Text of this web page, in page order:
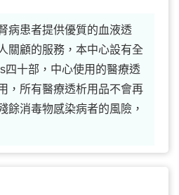
病患者提供優質的血液透
關顧的服務，本中心設有全
四十部，中心使用的醫療透
，所有醫療透析用品不會再
餘消毒物感染病者的風險，